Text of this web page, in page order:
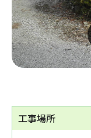
工事場所